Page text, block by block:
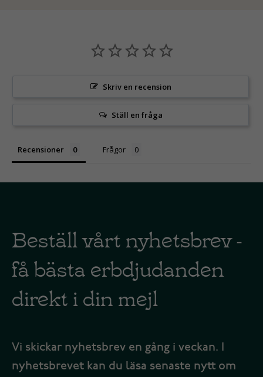
Skriv en recension
Ställ en fråga
Recensioner Frågor
Beställ vårt nyhetsbrev -
få bästa erbdjudanden
direkt i din mejl
Vi skickar nyhetsbrev en gång i veckan. I
nyhetsbrevet kan du läsa senaste nytt om